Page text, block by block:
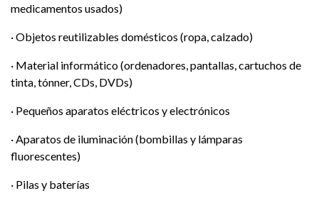
medicamentos usados)
· Objetos reutilizables domésticos (ropa, calzado)
· Material informático (ordenadores, pantallas, cartuchos de
tinta, tónner, CDs, DVDs)
· Pequeños aparatos eléctricos y electrónicos
· Aparatos de iluminación (bombillas y lámparas
fluorescentes)
· Pilas y baterías